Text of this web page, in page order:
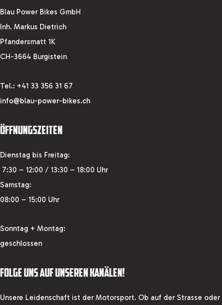
Blau Power Bikes GmbH
Inh. Markus Dietrich
Pfandersmatt 1K
CH-3664 Burgistein
Tel.: +41 33 356 31 67
info@blau-power-bikes.ch
ÖFFNUNGSZEITEN
Dienstag bis Freitag:
7:30 – 12:00 / 13:30 – 18:00 Uhr
Samstag:
08:00 – 15:00 Uhr
Sonntag + Montag:
geschlossen
FOLGE UNS AUF UNSEREN KANÄLEN!
Unsere Leidenschaft ist der Motorsport. Ob auf der Strasse oder